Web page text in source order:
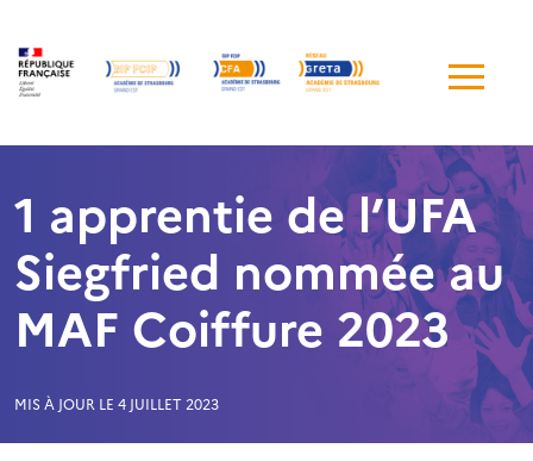
de
1 apprentie de l’UFA
Siegfried nommée au
MAF Coiffure 2023
MIS À JOUR LE 4 JUILLET 2023